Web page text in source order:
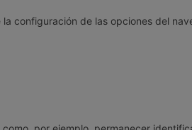
configuración de las opciones del